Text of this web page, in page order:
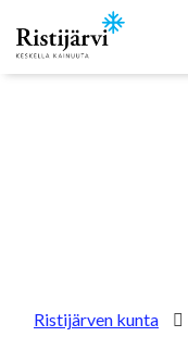
Ristijärven kunta